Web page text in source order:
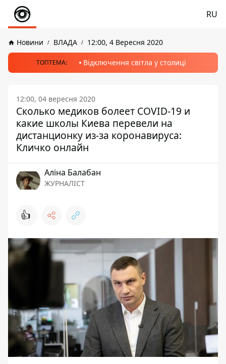
RU
Новини ВЛАДА 12:00, 4 Вересня 2020
ТОПТЕМА: Відключення світла у столиці
12:00, 04 вересня 2020
Сколько медиков болеет COVID-19 и
какие школы Киева перевели на
дистанционку из-за коронавируса:
Кличко онлайн
Аліна Балабан
ЖУРНАЛІСТ
👍